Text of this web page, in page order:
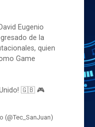
Eugenio
de la
quien
Game
Unido! 🇬🇧 🎮
(@Tec_SanJuan)